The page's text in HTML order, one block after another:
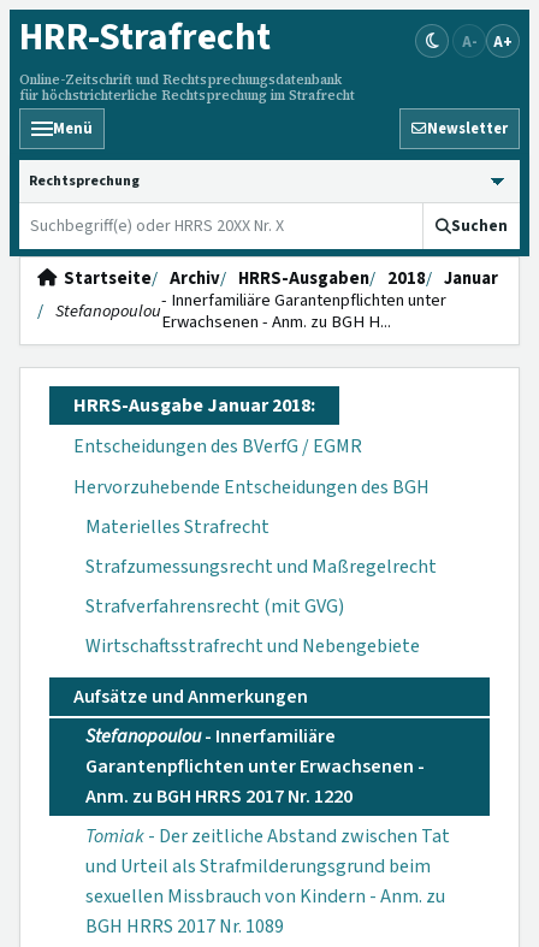
HRR-Strafrecht
Online-Zeitschrift und Rechtsprechungsdatenbank
für höchstrichterliche Rechtsprechung im Strafrecht
A- A+
Menü Newsletter
HRRS durchsuchen
Suchen
Startseite Archiv HRRS-Ausgaben 2018
Januar
Stefanopoulou- Innerfamiliäre Garantenpflichten unter
Erwachsenen - Anm. zu BGH H...
HRRS-Ausgabe Januar 2018:
Entscheidungen des BVerfG / EGMR
Hervorzuhebende Entscheidungen des BGH
Materielles Strafrecht
Strafzumessungsrecht und Maßregelrecht
Strafverfahrensrecht (mit GVG)
Wirtschaftsstrafrecht und Nebengebiete
Aufsätze und Anmerkungen
Stefanopoulou- Innerfamiliäre
Garantenpflichten unter Erwachsenen -
Anm. zu BGH HRRS 2017 Nr. 1220
Tomiak- Der zeitliche Abstand zwischen Tat
und Urteil als Strafmilderungsgrund beim
sexuellen Missbrauch von Kindern - Anm. zu
BGH HRRS 2017 Nr. 1089